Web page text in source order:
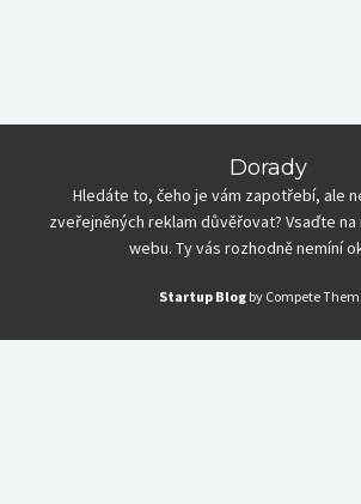
Dorady
Hledáte to, čeho je vám zapotřebí, ale
zveřejněných reklam důvěřovat? Vsaďte na
webu. Ty vás rozhodně nemíní
Startup Blog by Compete